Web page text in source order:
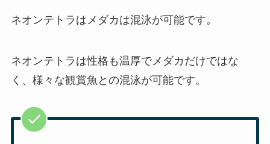
ネオンテトラはメダカは混泳が可能です。
ネオンテトラは性格も温厚でメダカだけではな
く、様々な観賞魚との混泳が可能です。